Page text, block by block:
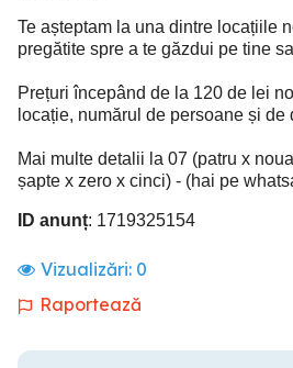
Te așteptam la una dintre locațiile
pregătite spre a te găzdui pe tine
Prețuri începând de la 120 de lei
locație, numărul de persoane și de
Mai multe detalii la 07 (patru x
șapte x zero x cinci) - (hai pe
ID anunț: 1719325154
Vizualizări: 0
Raportează